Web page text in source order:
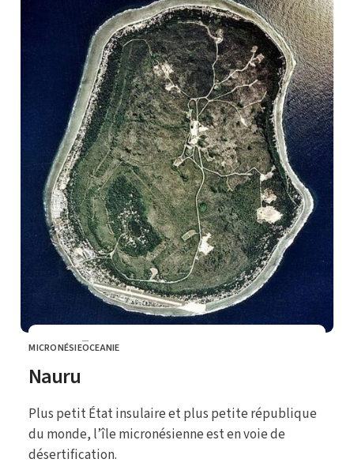
CATEGORY
MICRONÉSIEOCEANIE
Nauru
Plus petit État insulaire et plus petite république
du monde, l’île micronésienne est en voie de
désertification.